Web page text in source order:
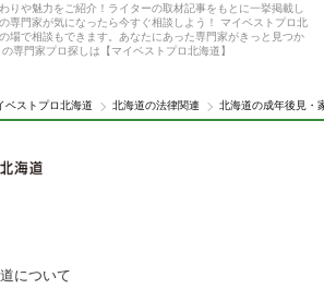
りや魅力をご紹介！ライターの取材記事をもとに一挙掲載し
専門家が気になったら今すぐ相談しよう！ マイベストプロ北
場で相談もできます。あなたにあった専門家がきっと見つか
専門家プロ探しは【マイベストプロ北海道】
ベストプロ北海道 北海道の法律関連 北海道の成年後見・
について